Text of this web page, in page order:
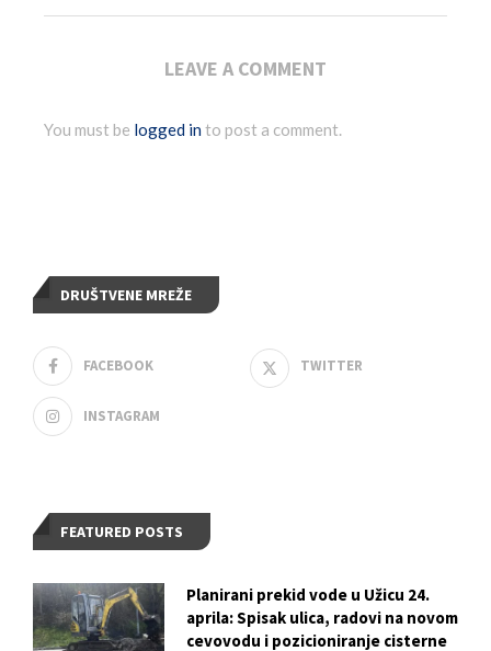
LEAVE A COMMENT
You must be logged into post a comment.
DRUŠTVENE MREŽE
FACEBOOK TWITTER
INSTAGRAM
FEATURED POSTS
Planirani prekid vode u Užicu 24.
aprila: Spisak ulica, radovi na novom
cevovodu i pozicioniranje cisterne